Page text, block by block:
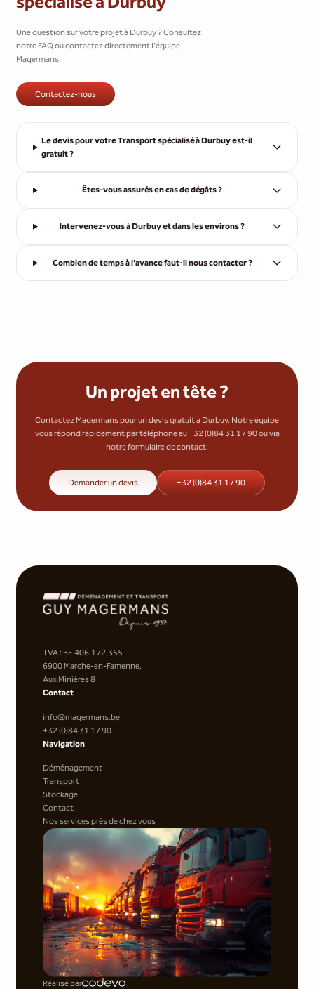
Une question sur votre projet à Durbuy ? Consultez
notre FAQ ou contactez directement l'équipe
Magermans.
Contactez-nous
Le devis pour votre Transport spécialisé à Durbuy est-il
gratuit ?
Êtes-vous assurés en cas de dégâts ?
Intervenez-vous à Durbuy et dans les environs ?
Combien de temps à l'avance faut-il nous contacter ?
Un projet en tête ?
Contactez Magermans pour un devis gratuit à Durbuy. Notre équipe
vous répond rapidement par téléphone au +32 (0)84 31 17 90 ou via
notre formulaire de contact.
Demander un devis +32 (0)84 31 17 90
TVA : BE 406.172.355
6900 Marche-en-Famenne,
Aux Minières 8
Contact
info@magermans.be
+32 (0)84 31 17 90
Navigation
Déménagement
Transport
Stockage
Contact
Nos services près de chez vous
Réalisé par